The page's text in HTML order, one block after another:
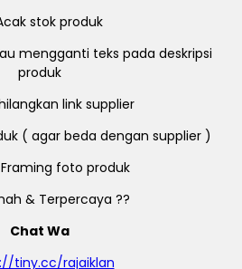
stok produk
mengganti teks pada deskripsi
produk
link supplier
( agar beda dengan supplier )
foto produk
& Terpercaya ??
Chat Wa
tiny.cc/rajaiklan